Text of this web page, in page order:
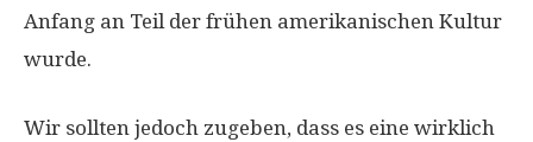
Anfang an Teil der frühen amerikanischen Kultur
wurde.
Wir sollten jedoch zugeben, dass es eine wirklich